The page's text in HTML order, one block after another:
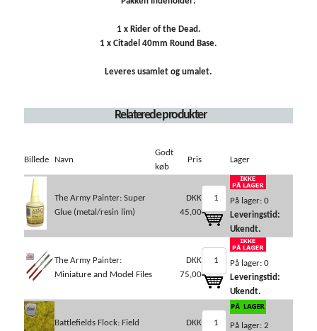
1 x Rider of the Dead.
1 x Citadel 40mm Round Base.
Leveres usamlet og umalet.
Relaterede produkter
Billede Navn
Godt
køb
Pris Lager
The Army Painter: Super
Glue (metal/resin lim)
DKK
45,00
På lager: 0
Leveringstid:
Ukendt.
The Army Painter:
Miniature and Model Files
DKK
75,00
På lager: 0
Leveringstid:
Ukendt.
Battlefields Flock: Field
DKK
På lager: 2